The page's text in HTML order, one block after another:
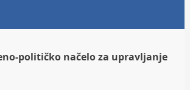
političko načelo za upravljanje